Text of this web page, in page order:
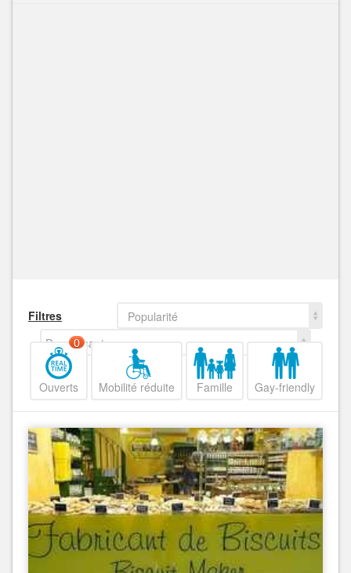
Filtres
Popularité
Decroissant
Ouverts
0
Mobilité réduite Famille Gay-friendly